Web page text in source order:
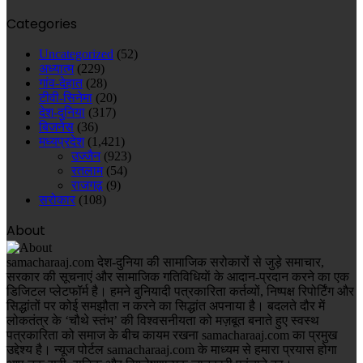
Categories
Uncategorized (52)
अध्यात्म(229)
गांव-देहात(28)
टीवी-सिनेमा (20)
देश-दुनिया (317)
बिजनेस (36)
मध्यप्रदेश(1,421)
उज्जैन(923)
रतलाम(54)
राजगढ़ (9)
सरोकार (108)
About
samacharaaj.com देश-दुनिया की सामाजिक सरोकारों से जुड़े समाचार,
सरकार की सूचनाएं और सामाजिक गतिविधियाें के आदान-प्रदान करने का एक
डिजिटल प्लेटफॉर्म है। हमने बुनियादी पत्रकारिता कर्तव्यों, निष्पक्ष रिपोर्टिंग और
सिद्धांतों पर कोई समझौता न करने का सिद्धांत अपनाया है। बदलते दौर में
लोकतंत्र के ‘चौथे स्तंभ’ की विश्वसनीयता को मज़बूत बनाते हुए स्वस्थ
पत्रकारिता को समाज के बीच कायम रखना samacharaaj.com का प्रमुख
उद्देश्य है। न्यूज पोर्टल samacharaaj.com के माध्यम से हमारा प्रयास होगा